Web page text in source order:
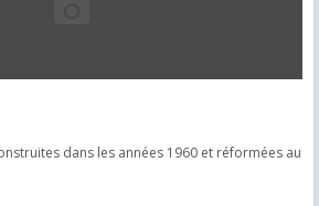
dans les années 1960 et réformées au